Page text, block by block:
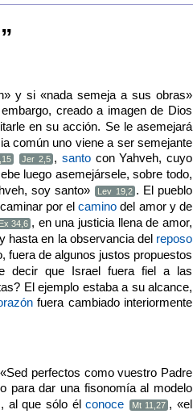
y si «nada semeja a sus obras»
creado a imagen de Dios
en su acción. Se le asemejará
común uno viene a ser semejante
Jer 2,5 , santocon Yahveh, cuyo
luego asemejársele, sobre todo,
soy santo»
Lev 19,2 . El pueblo
por elcamino del amor y de
Ex 34,6 , en una justicia llena de amor,
hasta en la observancia del reposo
fuera de algunos justos propuestos
decir que Israel fuera fiel a las
El ejemplo estaba a su alcance,
fuera cambiado interiormente
perfectos como vuestro Padre
para dar una fisonomía al modelo
, al que sólo élconoce Mt 11,27 , «el